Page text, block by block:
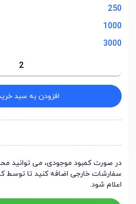
250
1000
3000
افزودن به سبد
در صورت کمبود موجودی، می توانید
سفارشات خارجی اضافه کنید تا توسط
اعلام شود.